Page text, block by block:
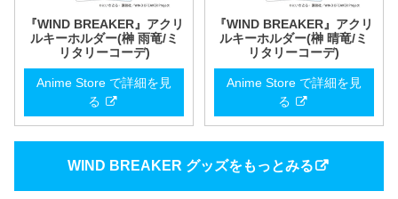
『WIND BREAKER』アクリ
ルキーホルダー(榊 雨竜/ミ
リタリーコーデ)
Anime Store で詳細を見
る
『WIND BREAKER』アクリ
ルキーホルダー(榊 晴竜/ミ
リタリーコーデ)
Anime Store で詳細を見
る
WIND BREAKER グッズをもっとみる